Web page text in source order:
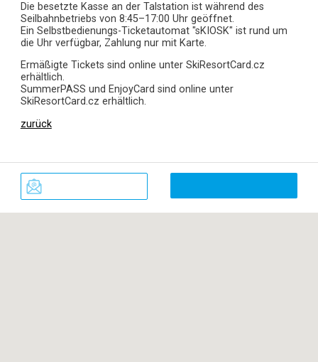
Die besetzte Kasse an der Talstation ist während des
Seilbahnbetriebs von 8:45–17:00 Uhr geöffnet.
Ein Selbstbedienungs-Ticketautomat "sKIOSK" ist rund um
die Uhr verfügbar, Zahlung nur mit Karte.
Ermäßigte Tickets sind online unter SkiResortCard.cz
erhältlich.
SummerPASS und EnjoyCard sind online unter
SkiResortCard.cz erhältlich.
zurück